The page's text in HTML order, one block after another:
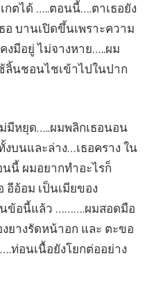
กตได้ …..ตอนนี้….ตาเธอยัง
อ บานเปิดขึ้นเพราะความ
งมีอยู่ ไม่จางหาย…..ผม
ลิ้นชอนไชเข้าไปในปาก
มีหยุด…..ผมพลิกเธอนอน
บนและล่าง…เธอคราง ใน
นี้ ผมอยากทำอะไรก็
อีอ้อม เป็นเมียของ
นข้อนี้แล้ว ……….ผมสอดมือ
ยางรัดหน้าอก และ ตะขอ
ท่อนเนื้อยังโยกต่ออย่าง